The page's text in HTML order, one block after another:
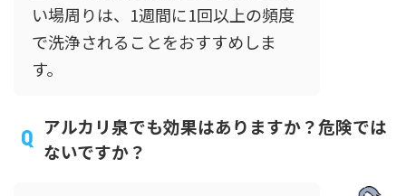
い場周りは、1週間に1回以上の頻度
で洗浄されることをおすすめしま
す。
アルカリ泉でも効果はありますか？危険では
ないですか？